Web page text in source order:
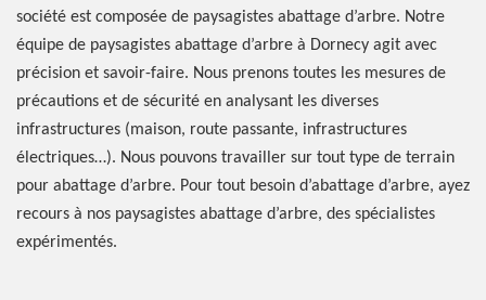
société est composée de paysagistes abattage d’arbre. Notre
équipe de paysagistes abattage d’arbre à Dornecy agit avec
précision et savoir-faire. Nous prenons toutes les mesures de
précautions et de sécurité en analysant les diverses
infrastructures (maison, route passante, infrastructures
électriques…). Nous pouvons travailler sur tout type de terrain
pour abattage d’arbre. Pour tout besoin d’abattage d’arbre, ayez
recours à nos paysagistes abattage d’arbre, des spécialistes
expérimentés.